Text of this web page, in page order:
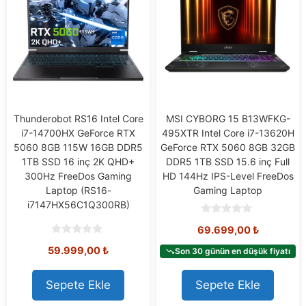
Thunderobot RS16 Intel Core
i7-14700HX GeForce RTX
5060 8GB 115W 16GB DDR5
1TB SSD 16 inç 2K QHD+
300Hz FreeDos Gaming
Laptop (RS16-
i7147HX56C1Q300RB)
o
t
o
f
5
59.999,00₺
Sepete Ekle
MSI CYBORG 15 B13WFKG-
495XTR Intel Core i7-13620H
GeForce RTX 5060 8GB 32GB
DDR5 1TB SSD 15.6 inç Full
HD 144Hz IPS-Level FreeDos
Gaming Laptop
o
t
o
f
5
69.699,00₺
Son 30 günün en düşük fiyatı
Sepete Ekle